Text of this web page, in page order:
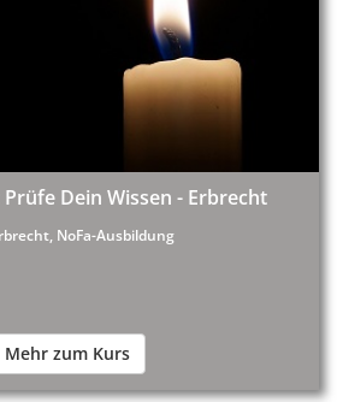
Dein Wissen - Erbrecht
NoFa-Ausbildung
Mehr zum Kurs